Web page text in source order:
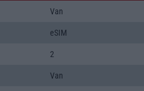
Van
eSIM
2
Van